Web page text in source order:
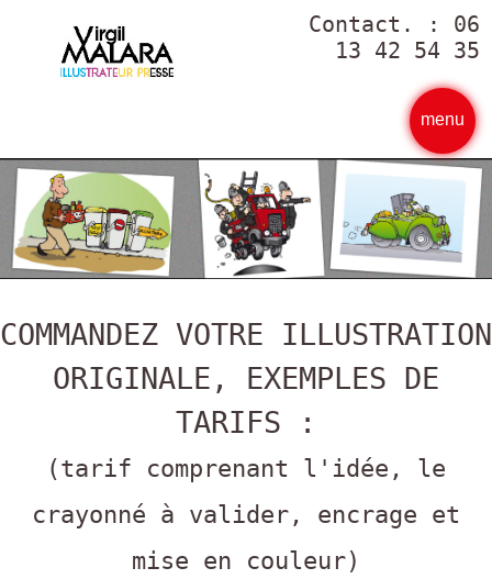
Contact. : 06
13 42 54 35
menu
COMMANDEZ VOTRE ILLUSTRATION
ORIGINALE, EXEMPLES DE
TARIFS :
(tarif comprenant l'idée, le
crayonné à valider, encrage et
mise en couleur)